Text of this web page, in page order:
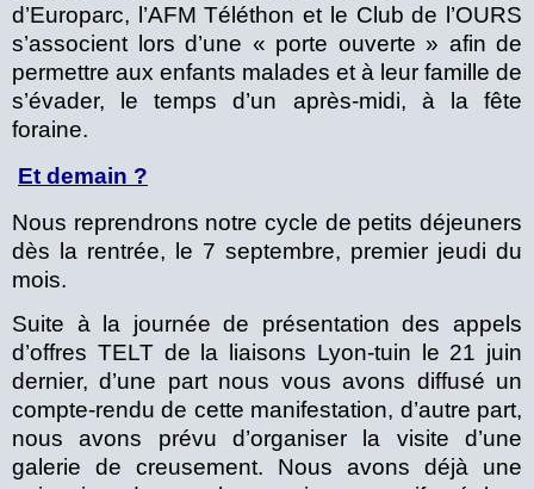
d’Europarc, l’AFM Téléthon et le Club de l’OURS
s’associent lors d’une « porte ouverte » afin de
permettre aux enfants malades et à leur famille de
s’évader, le temps d’un après-midi, à la fête
foraine.
Et demain ?
Nous reprendrons notre cycle de petits déjeuners
dès la rentrée, le 7 septembre, premier jeudi du
mois.
Suite à la journée de présentation des appels
d’offres TELT de la liaisons Lyon-tuin le 21 juin
dernier, d’une part nous vous avons diffusé un
compte-rendu de cette manifestation, d’autre part,
nous avons prévu d’organiser la visite d’une
galerie de creusement. Nous avons déjà une